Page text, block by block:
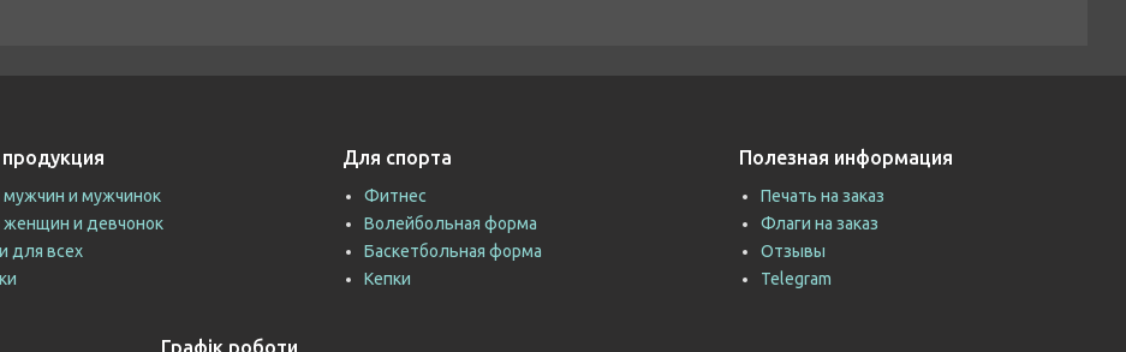
и мужчинок
женщин и девчонок
для всех
Для спорта
Фитнес
Волейбольная форма
Баскетбольная форма
Кепки
Полезная информация
Печать на заказ
Флаги на заказ
Отзывы
Telegram
Графік роботи